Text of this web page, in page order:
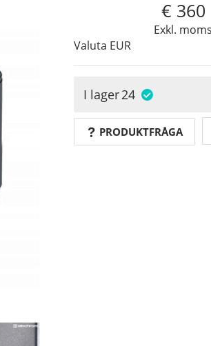
Exkl.
360
Valuta EUR
I lager24
PRODUKTFRÅGA